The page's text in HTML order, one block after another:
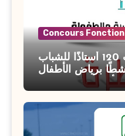
Concours
مناظرة انتداب 120 أستاذًا للشباب
و 50 منشطًا برياض الأطفال
والطفولة وكبار